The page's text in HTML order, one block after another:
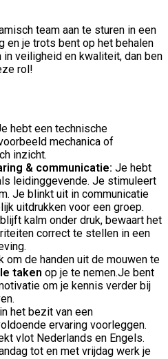
team aan te sturen in een
en je trots bent op het behalen
veiligheid en kwaliteit, dan ben
rol!
hebt een technische
mechanica of
inzicht.
& communicatie: Je hebt
leidinggevende. Je stimuleert
Je blinkt uit in communicatie
uitdrukken voor een groep.
kalm onder druk, bewaart het
correct te stellen in een
om de handen uit de mouwen te
taken op je te nemen.Je bent
om je kennis verder bij
het bezit van een
ervaring voorleggen.
vlot Nederlands en Engels.
tot en met vrijdag werk je